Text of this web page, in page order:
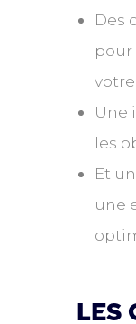
Des
pour
Une
les
Et
une